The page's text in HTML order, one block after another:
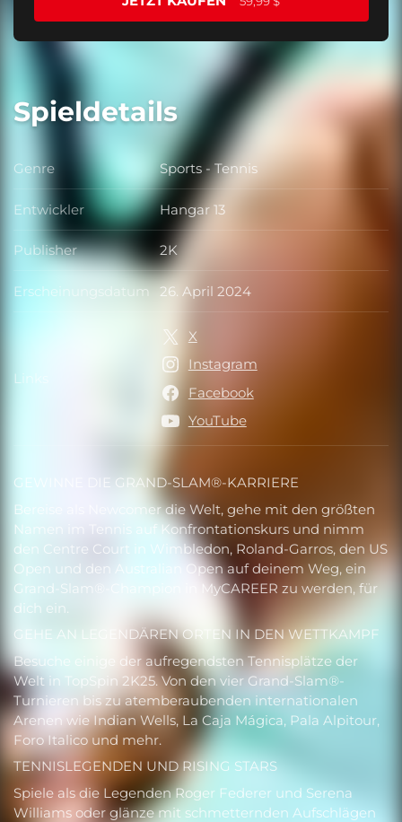
Spieldetails
GEWINNE DIE GRAND-SLAM®-KARRIERE
Bereise als Newcomer die Welt, gehe mit den größten
Namen im Tennis auf Konfrontationskurs und nimm
den Centre Court in Wimbledon, Roland-Garros, den US
Open und den Australian Open auf deinem Weg, ein
Grand-Slam®-Champion in MyCAREER zu werden, für
dich ein.
GEHE AN LEGENDÄREN ORTEN IN DEN WETTKAMPF
Besuche einige der aufregendsten Tennisplätze der
Welt in TopSpin 2K25. Von den vier Grand-Slam®-
Turnieren bis zu atemberaubenden internationalen
Arenen wie Indian Wells, La Caja Mágica, Pala Alpitour,
Foro Italico und mehr.
TENNISLEGENDEN UND RISING STARS
Spiele als die Legenden Roger Federer und Serena
Williams oder glänze mit schmetternden Aufschlägen
Genre Genre
Sports - Tennis
Entwickler Entwickler
Hangar 13
Publisher Publisher
2K
Erscheinungsdatum Erscheinungsdatum
26. April 2024
Links Links
X
Instagram
Facebook
YouTube